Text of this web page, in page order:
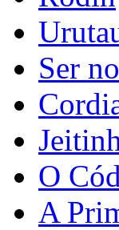
Ser
O
A